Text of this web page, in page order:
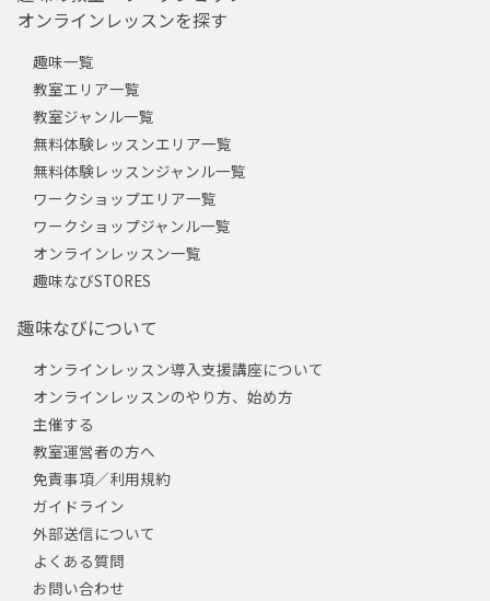
オンラインレッスンを探す
趣味一覧
教室エリア一覧
教室ジャンル一覧
無料体験レッスンエリア一覧
無料体験レッスンジャンル一覧
ワークショップエリア一覧
ワークショップジャンル一覧
オンラインレッスン一覧
趣味なびSTORES
趣味なびについて
オンラインレッスン導入支援講座について
オンラインレッスンのやり方、始め方
主催する
教室運営者の方へ
免責事項／利用規約
ガイドライン
外部送信について
よくある質問
お問い合わせ